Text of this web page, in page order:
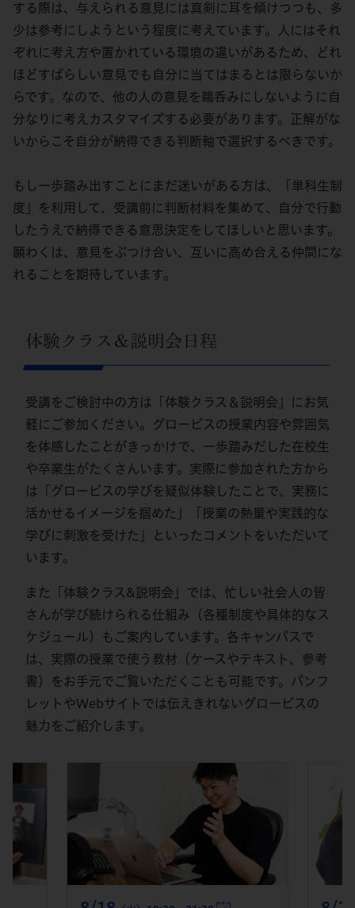
する際は、与えられる意見には真剣に耳を傾けつつも、多
少は参考にしようという程度に考えています。人にはそれ
ぞれに考え方や置かれている環境の違いがあるため、どれ
ほどすばらしい意見でも自分に当てはまるとは限らないか
らです。なので、他の人の意見を鵜呑みにしないように自
分なりに考えカスタマイズする必要があります。正解がな
いからこそ自分が納得できる判断軸で選択するべきです。
もし一歩踏み出すことにまだ迷いがある方は、「単科生制
度」を利用して、受講前に判断材料を集めて、自分で行動
したうえで納得できる意思決定をしてほしいと思います。
願わくは、意見をぶつけ合い、互いに高め合える仲間にな
れることを期待しています。
体験クラス＆説明会日程
受講をご検討中の方は「体験クラス＆説明会」にお気
軽にご参加ください。グロービスの授業内容や雰囲気
を体感したことがきっかけで、一歩踏みだした在校生
や卒業生がたくさんいます。実際に参加された方から
は「グロービスの学びを疑似体験したことで、実務に
活かせるイメージを掴めた」「授業の熱量や実践的な
学びに刺激を受けた」といったコメントをいただいて
います。
また「体験クラス&説明会」では、忙しい社会人の皆
さんが学び続けられる仕組み（各種制度や具体的なス
ケジュール）もご案内しています。各キャンパスで
は、実際の授業で使う教材（ケースやテキスト、参考
書）をお手元でご覧いただくことも可能です。パンフ
レットやWebサイトでは伝えきれないグロービスの
魅力をご紹介します。